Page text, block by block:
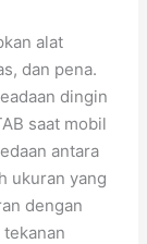
alat
dan pena.
dingin
saat mobil
antara
ukuran yang
dengan